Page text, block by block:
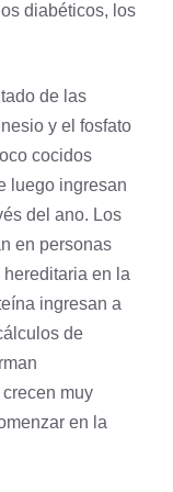
diabéticos, los
de las
y el fosfato
cocidos
luego ingresan
del ano. Los
en personas
en la
ingresan a
de
muy
en la